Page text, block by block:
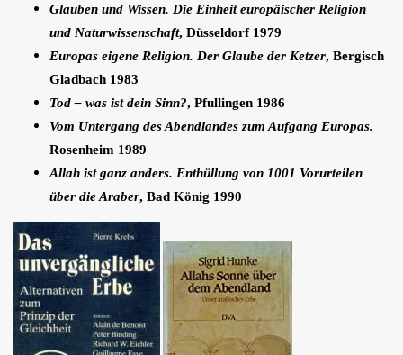
Glauben und Wissen. Die Einheit europäischer Religion
und Naturwissenschaft, Düsseldorf 1979
Europas eigene Religion. Der Glaube der Ketzer, Bergisch
Gladbach 1983
Tod – was ist dein Sinn?, Pfullingen 1986
Vom Untergang des Abendlandes zum Aufgang Europas.
Rosenheim 1989
Allah ist ganz anders. Enthüllung von 1001 Vorurteilen
über die Araber, Bad König 1990